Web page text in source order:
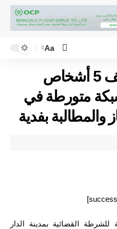
Aa
الدار البيضاء.. توقيف 5 أشخاص
متورطة في
والمطالبة بفدية
القضائية بمدينة الدار